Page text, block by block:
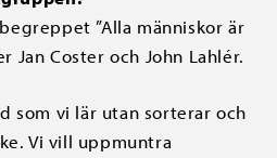
”Alla människor är
Jan Coster och John Lahlér.
som vi lär utan sorterar och
Vi vill uppmuntra